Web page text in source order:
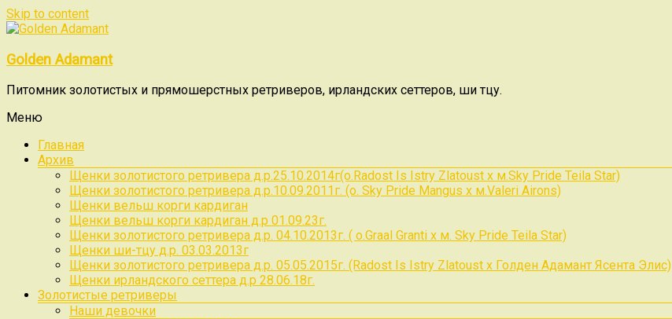
Skip to content
Golden Adamant
Питомник золотистых и прямошерстных ретриверов, ирландских сеттеров, ши тцу.
Меню
Главная
Архив
Щенки золотистого ретривера д.р.25.10.2014г(о.Radost Is Istry Zlatoust x м.Sky Pride Teila Star)
Щенки золотистого ретривера д.р.10.09.2011г. (о. Sky Pride Mangus x м.Valeri Airons)
Щенки вельш корги кардиган
Щенки вельш корги кардиган д.р 01.09.23г.
Щенки золотистого ретривера д.р. 04.10.2013г. ( о.Graal Granti x м. Sky Pride Teila Star)
Щенки ши-тцу д.р. 03.03.2013г
Щенки золотистого ретривера д.р. 05.05.2015г. (Radost Is Istry Zlatoust x Голден Адамант Ясента Элис)
Щенки ирландского сеттера д.р 28.06.18г.
Золотистые ретриверы
Наши девочки